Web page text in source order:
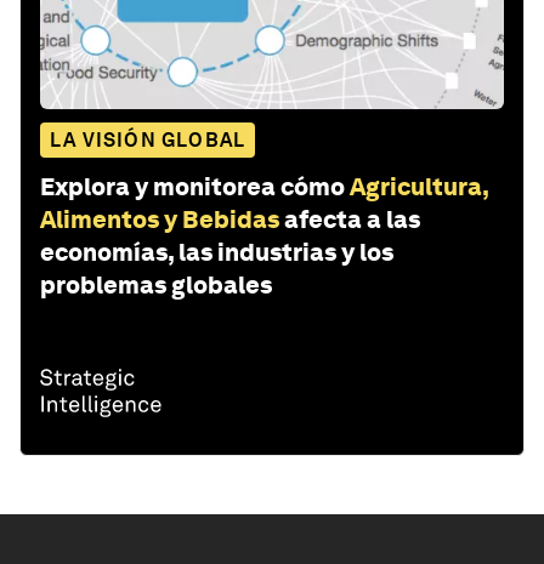
LA VISIÓN GLOBAL
Explora y monitorea cómoAgricultura,
Alimentos y Bebidasafecta a las
economías, las industrias y los
problemas globales